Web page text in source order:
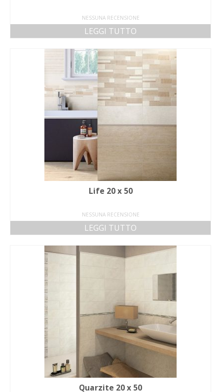
NESSUNA RECENSIONE
LEGGI TUTTO
Life 20 x 50
NESSUNA RECENSIONE
LEGGI TUTTO
Quarzite 20 x 50